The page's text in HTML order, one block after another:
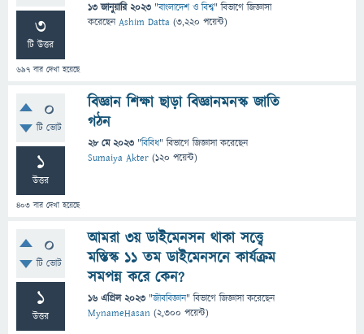
3
টি উত্তর
697 বার দেখা হয়েছে
13 জানুয়ারি 2023 "বাংলাদেশ ও বিশ্ব" বিভাগে জিজ্ঞাসা
করেছেনAshim Datta (3,220 পয়েন্ট)
0
টি ভোট
1
উত্তর
403 বার দেখা হয়েছে
বিজ্ঞান শিক্ষা ছাড়া বিজ্ঞানমনস্ক জাতি
গঠন
28 মে 2023 "বিবিধ" বিভাগে জিজ্ঞাসাকরেছেন
Sumaiya Akter (120 পয়েন্ট)
0
টি ভোট
1
উত্তর
আমরা ৩য় ডাইমেনসন থাকা সত্ত্বে
মস্তিস্ক ১১ তম ডাইমেনসনে কার্যক্রম
সমপন্ন করে কেন?
16 এপ্রিল 2023 "জীববিজ্ঞান" বিভাগে জিজ্ঞাসাকরেছেন
MynameHasan (2,300 পয়েন্ট)